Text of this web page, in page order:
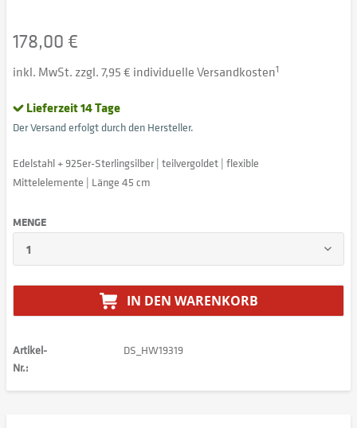
178,00 €
inkl. MwSt. zzgl. 7,95 € individuelle Versandkosten1
Lieferzeit 14 Tage
Der Versand erfolgt durch den Hersteller.
Edelstahl + 925er-Sterlingsilber | teilvergoldet | flexible
Mittelelemente | Länge 45 cm
MENGE
IN DEN WARENKORB
Artikel-
Nr.:
DS_HW19319